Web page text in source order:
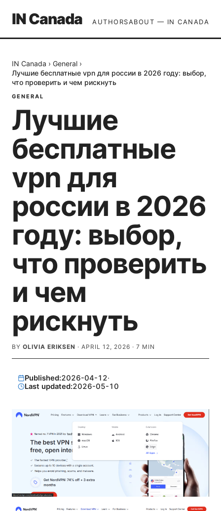
IN Canada AUTHORSABOUT — IN CANADA
IN Canada › General ›
Лучшие бесплатные vpn для россии в 2026 году: выбор,
что проверить и чем рискнуть
GENERAL
Лучшие
бесплатные
vpn для
россии в 2026
году: выбор,
что проверить
и чем
рискнуть
BY OLIVIA ERIKSEN · APRIL 12, 2026 · 7 MIN
Published:2026-04-12·
Last updated:2026-05-10